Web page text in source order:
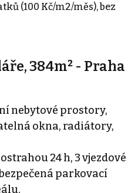
(100 Kč/m2/měs), bez
384m² - Praha
nebytové prostory,
okna, radiátory,
24 h, 3 vjezdové
parkovací